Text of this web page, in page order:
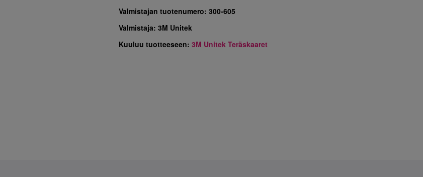
Valmistajan tuotenumero:300-605
Valmistaja:3M Unitek
Kuuluu tuotteeseen:3M Unitek Teräskaaret